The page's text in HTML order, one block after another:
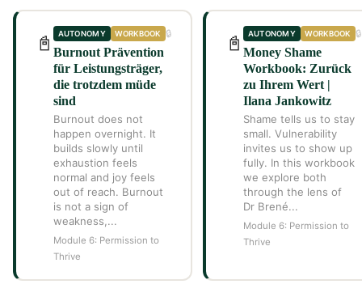
📓 AUTONOMY WORKBOOK
Burnout Prävention
für Leistungsträger,
die trotzdem müde
sind
Burnout does not
happen overnight. It
builds slowly until
exhaustion feels
normal and joy feels
out of reach. Burnout
is not a sign of
weakness,...
Module 6: Permission to
Thrive
🔒 📓 AUTONOMY WORKBOOK
Money Shame
Workbook: Zurück
zu Ihrem Wert |
Ilana Jankowitz
Shame tells us to stay
small. Vulnerability
invites us to show up
fully. In this workbook
we explore both
through the lens of
Dr Brené...
Module 6: Permission to
Thrive
🔒